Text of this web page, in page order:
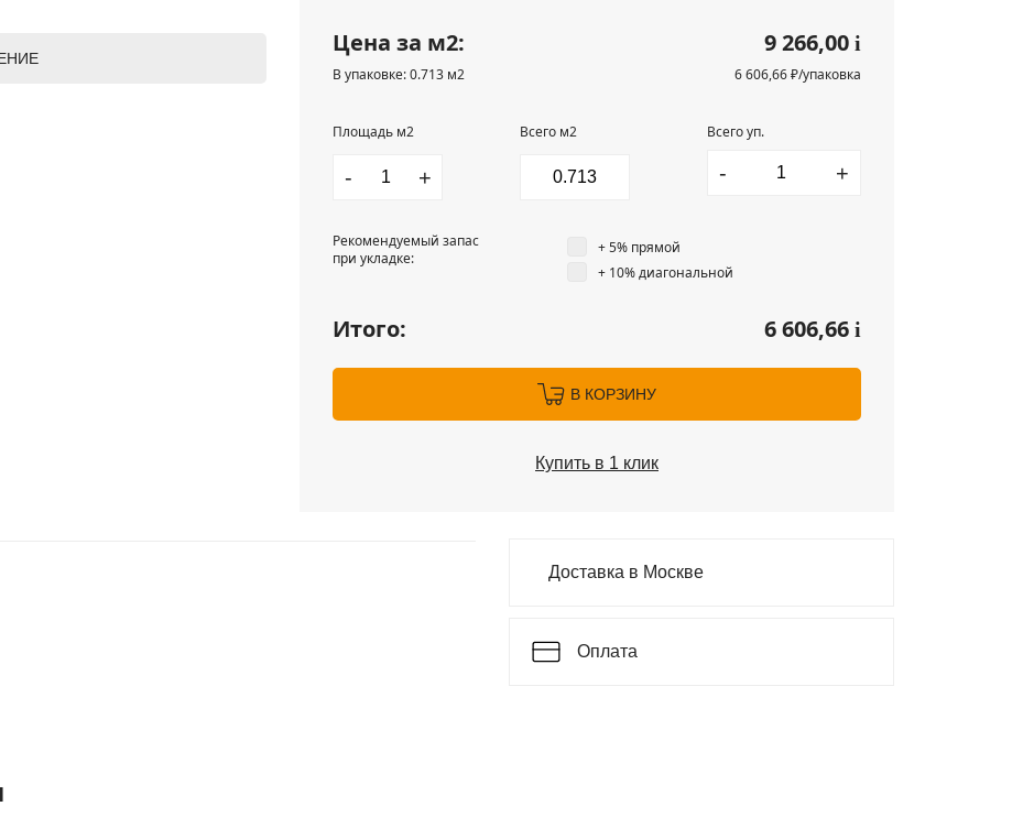
Цена за м2: 9 266,00 i
В упаковке: 0.713 м2 6 606,66 ₽/упаковка
Площадь м2
- +
Всего м2 Всего уп.
- +
Рекомендуемый запас
при укладке:
+ 5% прямой
+ 10% диагональной
Итого: 6 606,66 i
В КОРЗИНУ
Купить в 1 клик
Доставка в Москве
Оплата